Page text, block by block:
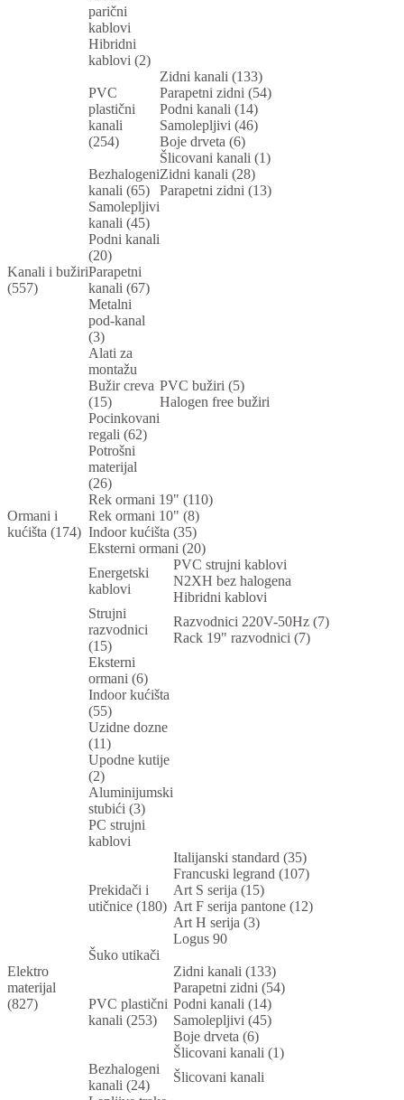
parični
kablovi
Hibridni
kablovi (2)
Kanali i bužiri
(557)
PVC
plastični
kanali
(254)
Zidni kanali (133)
Parapetni zidni (54)
Podni kanali (14)
Samolepljivi (46)
Boje drveta (6)
Šlicovani kanali (1)
Bezhalogeni
kanali (65)
Zidni kanali (28)
Parapetni zidni (13)
Samolepljivi
kanali (45)
Podni kanali
(20)
Parapetni
kanali (67)
Metalni
pod-kanal
(3)
Alati za
montažu
Bužir creva
(15)
PVC bužiri (5)
Halogen free bužiri
Pocinkovani
regali (62)
Potrošni
materijal
(26)
Ormani i
kućišta (174)
Rek ormani 19" (110)
Rek ormani 10" (8)
Indoor kućišta (35)
Eksterni ormani (20)
Elektro
materijal
(827)
Energetski
kablovi
PVC strujni kablovi
N2XH bez halogena
Hibridni kablovi
Strujni
razvodnici
(15)
Razvodnici 220V-50Hz (7)
Rack 19" razvodnici (7)
Eksterni
ormani (6)
Indoor kućišta
(55)
Uzidne dozne
(11)
Upodne kutije
(2)
Aluminijumski
stubići (3)
PC strujni
kablovi
Prekidači i
utičnice (180)
Italijanski standard (35)
Francuski legrand (107)
Art S serija (15)
Art F serija pantone (12)
Art H serija (3)
Logus 90
Šuko utikači
PVC plastični
kanali (253)
Zidni kanali (133)
Parapetni zidni (54)
Podni kanali (14)
Samolepljivi (45)
Boje drveta (6)
Šlicovani kanali (1)
Bezhalogeni
kanali (24)
Šlicovani kanali